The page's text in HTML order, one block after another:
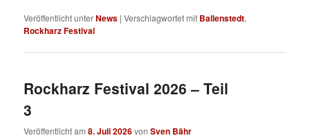
Veröffentlicht unterNews |Verschlagwortet mit Ballenstedt,
Rockharz Festival
Rockharz Festival 2026 – Teil
3
Veröffentlicht am8. Juli 2026vonSven Bähr